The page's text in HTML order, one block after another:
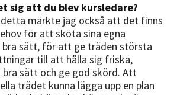
sig att du blev kursledare?
märkte jag också att det finns
för att sköta sina egna
sätt, för att ge träden största
till att hålla sig friska,
sätt och ge god skörd. Att
trädet kunna lägga upp en plan